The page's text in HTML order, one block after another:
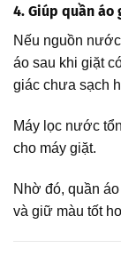
4. Giúp quần áo
Nếu nguồn
áo sau khi giặt
giác chưa sạch
Máy lọc nước
cho máy giặt.
Nhờ đó, quần
và giữ màu tốt